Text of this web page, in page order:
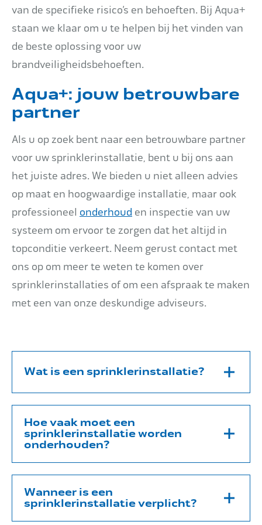
van de specifieke risico’s en behoeften. Bij Aqua+
staan we klaar om u te helpen bij het vinden van
de beste oplossing voor uw
brandveiligheidsbehoeften.
Aqua+: jouw betrouwbare
partner
Als u op zoek bent naar een betrouwbare partner
voor uw sprinklerinstallatie, bent u bij ons aan
het juiste adres. We bieden u niet alleen advies
op maat en hoogwaardige installatie, maar ook
professioneel onderhoud en inspectie van uw
systeem om ervoor te zorgen dat het altijd in
topconditie verkeert. Neem gerust contact met
ons op om meer te weten te komen over
sprinklerinstallaties of om een afspraak te maken
met een van onze deskundige adviseurs.
Wat is een sprinklerinstallatie?
brandblussysteem dat een brand geheel
automatisch, zonder tussenkomst van mensen,
snel en effectief bestrijdt. Een sprinklersysteem
bestaat uit sprinklerkoppen, sprinklerleidingen,
De sprinklerkoppen gaan vanafhet plafond
Hoe vaak moet een
sprinklerinstallatie worden
onderhouden?
sprinklersysteem. Behalve periodiek onderhoud
of controles moet er ook met regelmaat een
test worden uitgevoerd. Aqua+ beschikt over
Wanneer is een
sprinklerinstallatie verplicht?